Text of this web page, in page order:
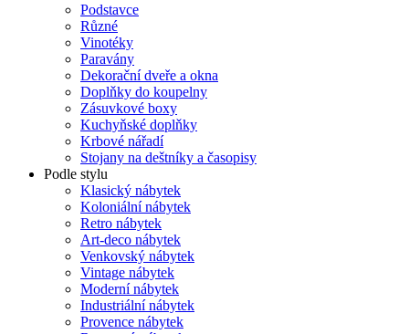
Podstavce
Různé
Vinotéky
Paravány
Dekorační dveře a okna
Doplňky do koupelny
Zásuvkové boxy
Kuchyňské doplňky
Krbové nářadí
Stojany na deštníky a časopisy
Podle stylu
Klasický nábytek
Koloniální nábytek
Retro nábytek
Art-deco nábytek
Venkovský nábytek
Vintage nábytek
Moderní nábytek
Industriální nábytek
Provence nábytek